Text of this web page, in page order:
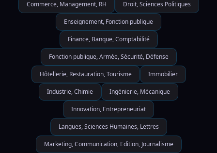
Commerce, Management, RH Droit, Sciences Politiques
Enseignement, Fonction publique
Finance, Banque, Comptabilité
Fonction publique, Armée, Sécurité, Défense
Hôtellerie, Restauration, Tourisme Immobilier
Industrie, Chimie Ingénierie, Mécanique
Innovation, Entrepreneuriat
Langues, Sciences Humaines, Lettres
Marketing, Communication, Edition, Journalisme